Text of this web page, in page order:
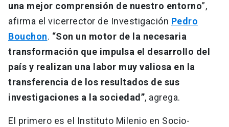
una mejor comprensión de nuestro entorno”,
afirma el vicerrector de Investigación Pedro
Bouchon. “Son un motor de la necesaria
transformación que impulsa el desarrollo del
país y realizan una labor muy valiosa en la
transferencia de los resultados de sus
investigaciones a la sociedad”, agrega.
El primero es el Instituto Milenio en Socio-